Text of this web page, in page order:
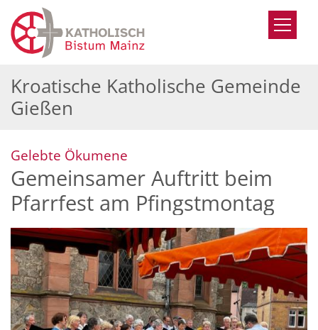
Zum Inhalt springen
Kroatische Katholische Gemeinde
Gießen
Gelebte Ökumene
Gemeinsamer Auftritt beim
Pfarrfest am Pfingstmontag